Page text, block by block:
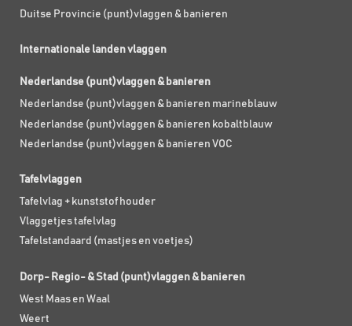
Duitse Provincie (punt)vlaggen & banieren
Internationale landen vlaggen
Nederlandse (punt)vlaggen & banieren
Nederlandse (punt)vlaggen & banieren marineblauw
Nederlandse (punt)vlaggen & banieren kobaltblauw
Nederlandse (punt)vlaggen & banieren VOC
Tafelvlaggen
Tafelvlag + kunststof houder
Vlaggetjes tafelvlag
Tafelstandaard (mastjes en voetjes)
Dorp- Regio- & Stad (punt)vlaggen & banieren
West Maas en Waal
Weert